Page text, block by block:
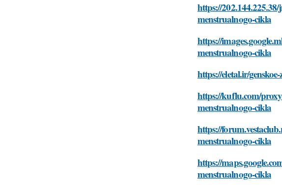
https://
menstrualnogo-cikla
https://
menstrualnogo-cikla
https://eletal.ir/
https://kuflu.com/
menstrualnogo-cikla
https://
menstrualnogo-cikla
https://
menstrualnogo-cikla